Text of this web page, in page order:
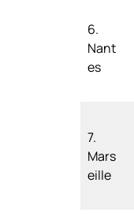
6.
Nant
es
7.
Mars
eille